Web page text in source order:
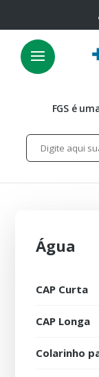
FGS é
Água
CAP Curta
CAP Longa
Colarinho